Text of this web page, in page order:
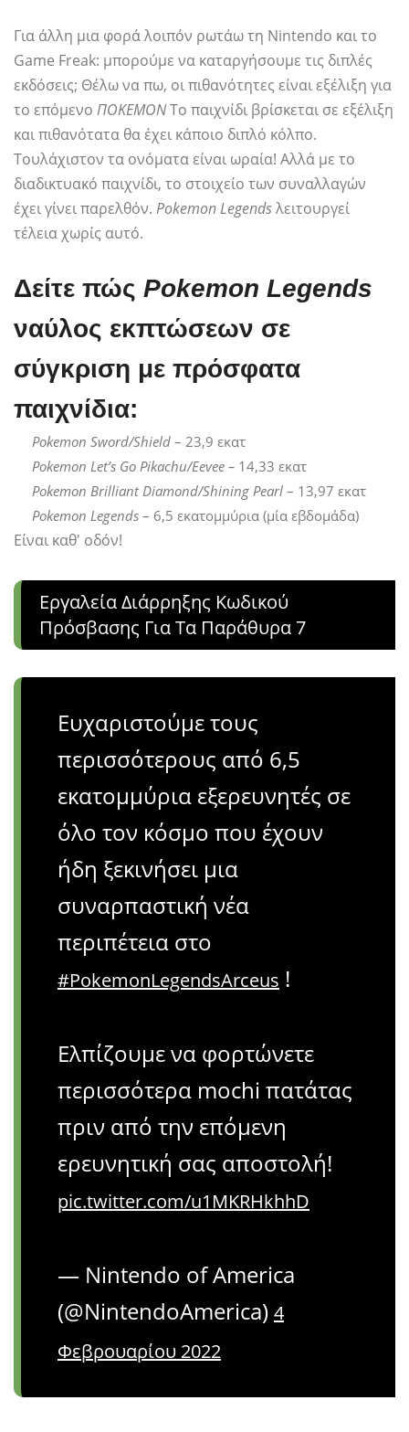
Για άλλη μια φορά λοιπόν ρωτάω τη Nintendo και το
Game Freak: μπορούμε να καταργήσουμε τις διπλές
εκδόσεις; Θέλω να πω, οι πιθανότητες είναι εξέλιξη για
το επόμενο ΠΟΚΕΜΟΝΤο παιχνίδι βρίσκεται σε εξέλιξη
και πιθανότατα θα έχει κάποιο διπλό κόλπο.
Τουλάχιστον τα ονόματα είναι ωραία! Αλλά με το
διαδικτυακό παιχνίδι, το στοιχείο των συναλλαγών
έχει γίνει παρελθόν. Pokemon Legendsλειτουργεί
τέλεια χωρίς αυτό.
Δείτε πώς Pokemon Legends
ναύλος εκπτώσεων σε
σύγκριση με πρόσφατα
παιχνίδια:
Pokemon Sword/Shield – 23,9 εκατ
Pokemon Let’s Go Pikachu/Eevee – 14,33 εκατ
Pokemon Brilliant Diamond/Shining Pearl – 13,97 εκατ
Pokemon Legends – 6,5 εκατομμύρια (μία εβδομάδα)
Είναι καθ' οδόν!
Εργαλεία Διάρρηξης Κωδικού
Πρόσβασης Για Τα Παράθυρα 7
Ευχαριστούμε τους
περισσότερους από 6,5
εκατομμύρια εξερευνητές σε
όλο τον κόσμο που έχουν
ήδη ξεκινήσει μια
συναρπαστική νέα
περιπέτεια στο
#PokemonLegendsArceus !
Ελπίζουμε να φορτώνετε
περισσότερα mochi πατάτας
πριν από την επόμενη
ερευνητική σας αποστολή!
pic.twitter.com/u1MKRHkhhD
— Nintendo of America
(@NintendoAmerica) 4
Φεβρουαρίου 2022